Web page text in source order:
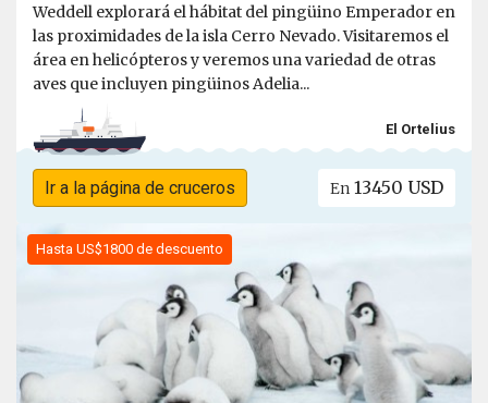
Weddell explorará el hábitat del pingüino Emperador en
las proximidades de la isla Cerro Nevado. Visitaremos el
área en helicópteros y veremos una variedad de otras
aves que incluyen pingüinos Adelia...
El Ortelius
Ir a la página de cruceros En 13450 USD
Hasta US$1800 de descuento